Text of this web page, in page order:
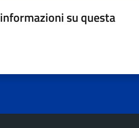
su questa